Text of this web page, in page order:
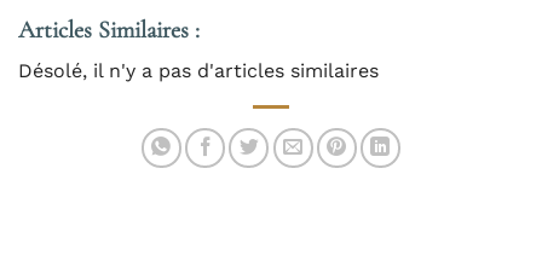
Articles Similaires :
Désolé, il n'y a pas d'articles similaires